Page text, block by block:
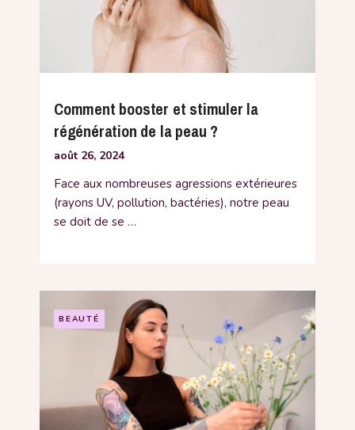
Comment booster et stimuler la
régénération de la peau ?
août 26, 2024
Face aux nombreuses agressions extérieures
(rayons UV, pollution, bactéries), notre peau
se doit de se …
BEAUTÉ